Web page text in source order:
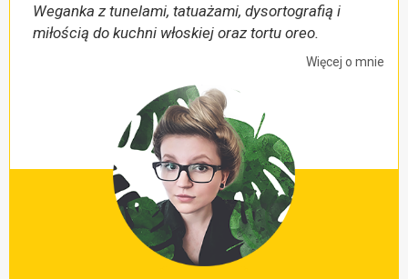
Weganka z tunelami, tatuażami, dysortografią i
miłością do kuchni włoskiej oraz tortu oreo.
Więcej o mnie